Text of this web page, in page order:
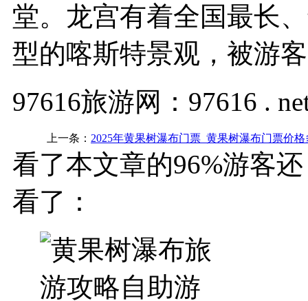
堂。龙宫有着全国最长
型的喀斯特景观，被游
97616旅游网：97616 .
上一条： 2025年黄果树瀑布门票_黄果树瀑布门票价
看了本文章的96%游客还
看了：